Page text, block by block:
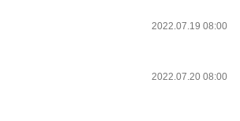
2022.07.19 08:00
2022.07.20 08:00